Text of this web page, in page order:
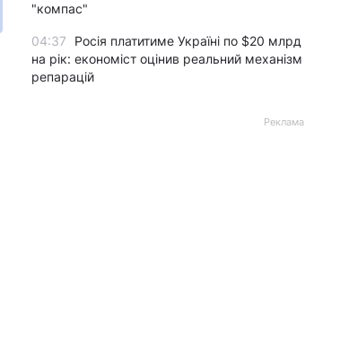
"компас"
04:37
Росія платитиме Україні по $20 млрд
на рік: економіст оцінив реальний механізм
репарацій
Реклама